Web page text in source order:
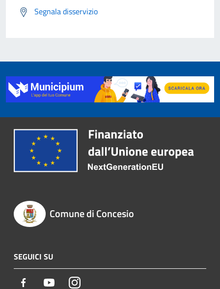
Segnala disservizio
Comune di Concesio
SEGUICI SU
Facebook YoutubeInstagram